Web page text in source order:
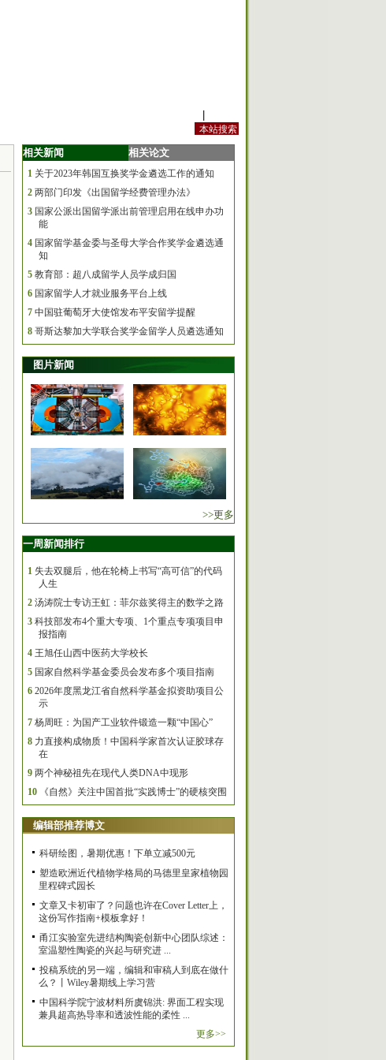
相关新闻 相关论文
1 关于2023年韩国互换奖学金遴选工作的通知
2 两部门印发《出国留学经费管理办法》
3 国家公派出国留学派出前管理启用在线申办功
能
4 国家留学基金委与圣母大学合作奖学金遴选通
知
5 教育部：超八成留学人员学成归国
6 国家留学人才就业服务平台上线
7 中国驻葡萄牙大使馆发布平安留学提醒
8 哥斯达黎加大学联合奖学金留学人员遴选通知
图片新闻
>>更多
一周新闻排行
1 失去双腿后，他在轮椅上书写“高可信”的代码
人生
2 汤涛院士专访王虹：菲尔兹奖得主的数学之路
3 科技部发布4个重大专项、1个重点专项项目申
报指南
4 王旭任山西中医药大学校长
5 国家自然科学基金委员会发布多个项目指南
6 2026年度黑龙江省自然科学基金拟资助项目公
示
7 杨周旺：为国产工业软件锻造一颗“中国心”
8 力直接构成物质！中国科学家首次认证胶球存
在
9 两个神秘祖先在现代人类DNA中现形
10
《自然》关注中国首批“实践博士”的硬核突围
编辑部推荐博文
科研绘图，暑期优惠！下单立减500元
塑造欧洲近代植物学格局的马德里皇家植物园
里程碑式园长
文章又卡初审了？问题也许在Cover Letter上，
这份写作指南+模板拿好！
甬江实验室先进结构陶瓷创新中心团队综述：
室温塑性陶瓷的兴起与研究进 ...
投稿系统的另一端，编辑和审稿人到底在做什
么？丨Wiley暑期线上学习营
中国科学院宁波材料所虞锦洪: 界面工程实现
兼具超高热导率和透波性能的柔性 ...
更多>>